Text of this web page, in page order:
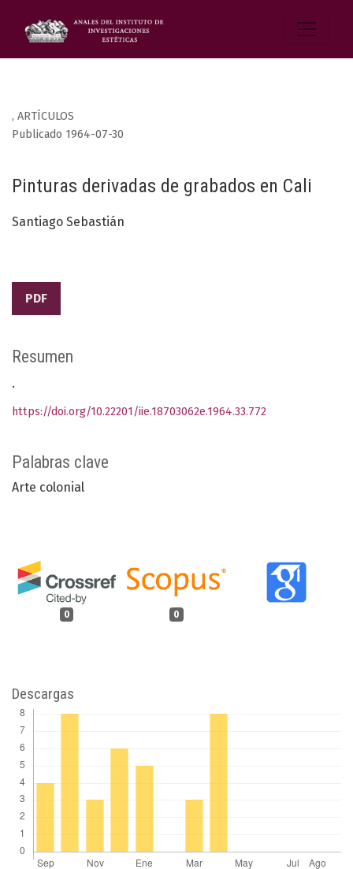
, ARTÍCULOS
Pinturas derivadas de grabados en Cali
Publicado 1964-07-30
Santiago Sebastián
PDF
Palabras clave
Arte colonial
0 0
Resumen
.
https://doi.org/10.22201/iie.18703062e.1964.33.772
Descargas